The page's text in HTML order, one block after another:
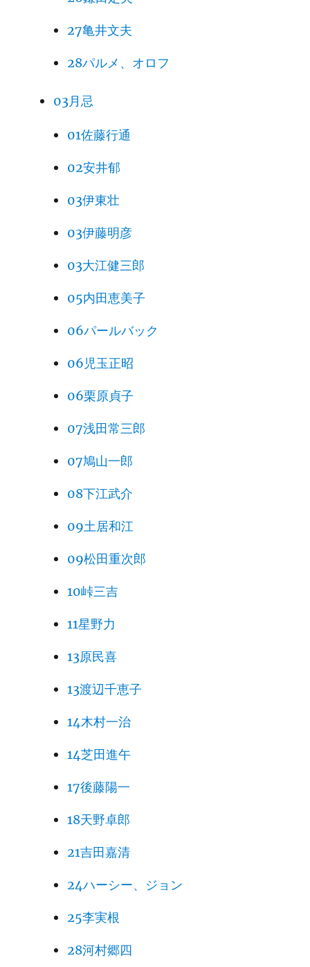
27亀井文夫
28パルメ、オロフ
03月忌
01佐藤行通
02安井郁
03伊東壮
03伊藤明彦
03大江健三郎
05内田恵美子
06パールバック
06児玉正昭
06栗原貞子
07浅田常三郎
07鳩山一郎
08下江武介
09土居和江
09松田重次郎
10峠三吉
11星野力
13原民喜
13渡辺千恵子
14木村一治
14芝田進午
17後藤陽一
18天野卓郎
21吉田嘉清
24ハーシー、ジョン
25李実根
28河村郷四